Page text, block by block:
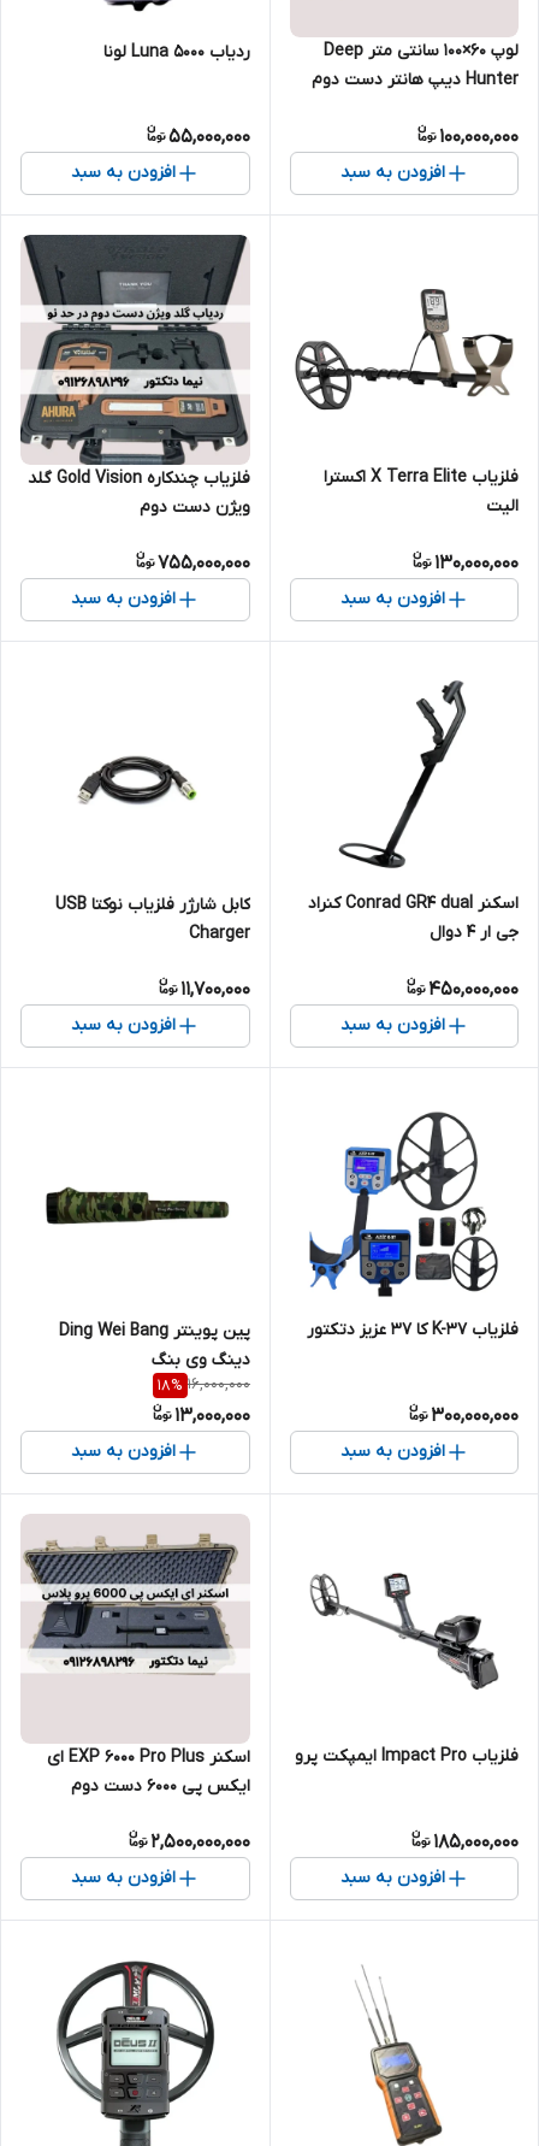
لوپ 60×100 سانتی متر Deep
Hunter دیپ هانتر دست دوم
100,000,000
افزودن به سبد
ردیاب Luna 5000 لونا
55,000,000
افزودن به سبد
فلزیاب X Terra Elite اکسترا
الیت
130,000,000
افزودن به سبد
فلزیاب چندکاره Gold Vision گلد
ویژن دست دوم
755,000,000
افزودن به سبد
اسکنر Conrad GR4 dual کنراد
جی ار 4 دوال
450,000,000
افزودن به سبد
کابل شارژر فلزیاب نوکتا USB
Charger
11,700,000
افزودن به سبد
فلزیاب K-37 کا 37 عزیز دتکتور
300,000,000
افزودن به سبد
پین پوینتر Ding Wei Bang
دینگ وی بنگ
16,000,000
18%
13,000,000
افزودن به سبد
فلزیاب Impact Pro ایمپکت پرو
185,000,000
افزودن به سبد
اسکنر EXP 6000 Pro Plus ای
ایکس پی 6000 دست دوم
2,500,000,000
افزودن به سبد